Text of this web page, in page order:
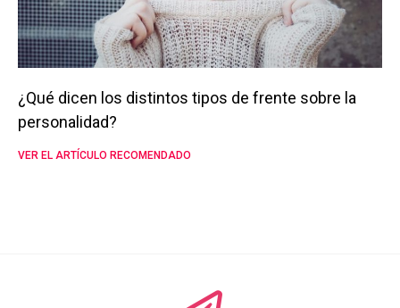
¿Qué dicen los distintos tipos de frente sobre la
personalidad?
VER EL ARTÍCULO RECOMENDADO